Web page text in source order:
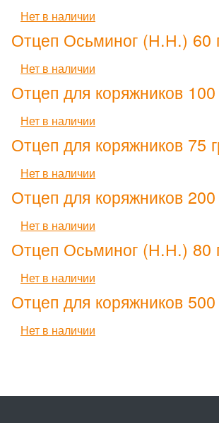
Нет в наличии
Отцеп Осьминог (Н.Н.) 60
Нет в наличии
Отцеп для коряжников 100
Нет в наличии
Отцеп для коряжников 75
Нет в наличии
Отцеп для коряжников 200
Нет в наличии
Отцеп Осьминог (Н.Н.) 80
Нет в наличии
Отцеп для коряжников 500
Нет в наличии